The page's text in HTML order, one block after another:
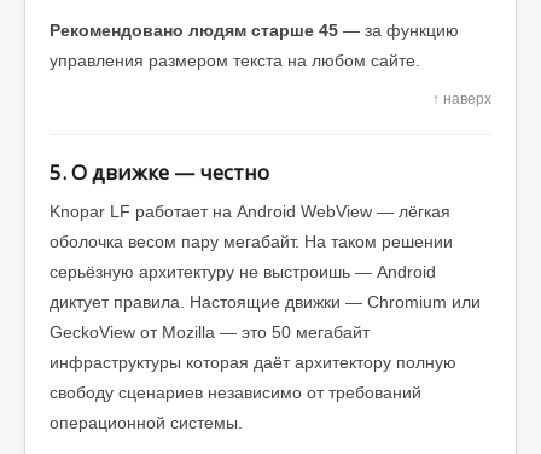
Рекомендовано людям старше 45 — за функцию
управления размером текста на любом сайте.
↑ наверх
5. О движке — честно
Knopar LF работает на Android WebView — лёгкая
оболочка весом пару мегабайт. На таком решении
серьёзную архитектуру не выстроишь — Android
диктует правила. Настоящие движки — Chromium или
GeckoView от Mozilla — это 50 мегабайт
инфраструктуры которая даёт архитектору полную
свободу сценариев независимо от требований
операционной системы.